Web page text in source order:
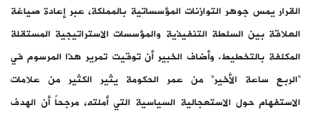
القرار يمس جوهر التوازنات المؤسساتية بالمملكة، عبر إعادة صياغة
العلاقة بين السلطة التنفيذية والمؤسسات الاستراتيجية المستقلة
المكلفة بالتخطيط. وأضاف الخبير أن توقيت تمرير هذا المرسوم في
“الربع ساعة الأخير” من عمر الحكومة يثير الكثير من علامات
الاستفهام حول الاستعجالية السياسية التي أملته، مرجحاً أن الهدف